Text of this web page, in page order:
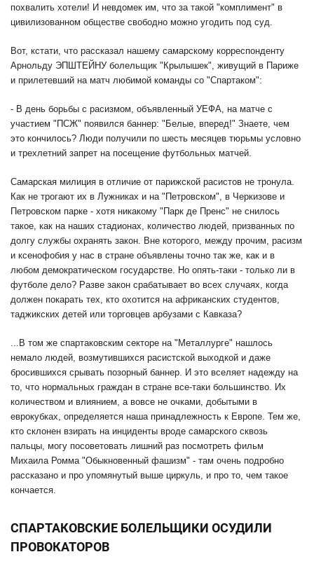
похвалить хотели! И невдомек им, что за такой "комплимент" в
цивилизованном обществе свободно можно угодить под суд.
Вот, кстати, что рассказал нашему самарскому корреспонденту
Арнольду ЭПШТЕЙНУ болельщик "Крылышек", живущий в Париже
и прилетевший на матч любимой команды со "Спартаком":
- В день борьбы с расизмом, объявленный УЕФА, на матче с
участием "ПСЖ" появился баннер: "Белые, вперед!" Знаете, чем
это кончилось? Люди получили по шесть месяцев тюрьмы условно
и трехлетний запрет на посещение футбольных матчей.
Самарская милиция в отличие от парижской расистов не тронула.
Как не трогают их в Лужниках и на "Петровском", в Черкизове и
Петровском парке - хотя никакому "Парк де Пренс" не снилось
такое, как на наших стадионах, количество людей, призванных по
долгу службы охранять закон. Вне которого, между прочим, расизм
и ксенофобия у нас в стране объявлены точно так же, как и в
любом демократическом государстве. Но опять-таки - только ли в
футболе дело? Разве закон срабатывает во всех случаях, когда
должен покарать тех, кто охотится на африканских студентов,
таджикских детей или торговцев арбузами с Кавказа?
...В том же спартаковским секторе на "Металлурге" нашлось
немало людей, возмутившихся расистской выходкой и даже
бросившихся срывать позорный баннер. И это вселяет надежду на
то, что нормальных граждан в стране все-таки большинство. Их
количеством и влиянием, а вовсе не очками, добытыми в
еврокубках, определяется наша принадлежность к Европе. Тем же,
кто склонен взирать на инциденты вроде самарского сквозь
пальцы, могу посоветовать лишний раз посмотреть фильм
Михаила Ромма "Обыкновенный фашизм" - там очень подробно
рассказано и про упомянутый выше циркуль, и про то, чем такое
кончается.
СПАРТАКОВСКИЕ БОЛЕЛЬЩИКИ ОСУДИЛИ
ПРОВОКАТОРОВ